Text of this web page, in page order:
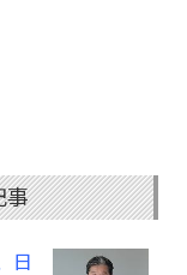
事
日